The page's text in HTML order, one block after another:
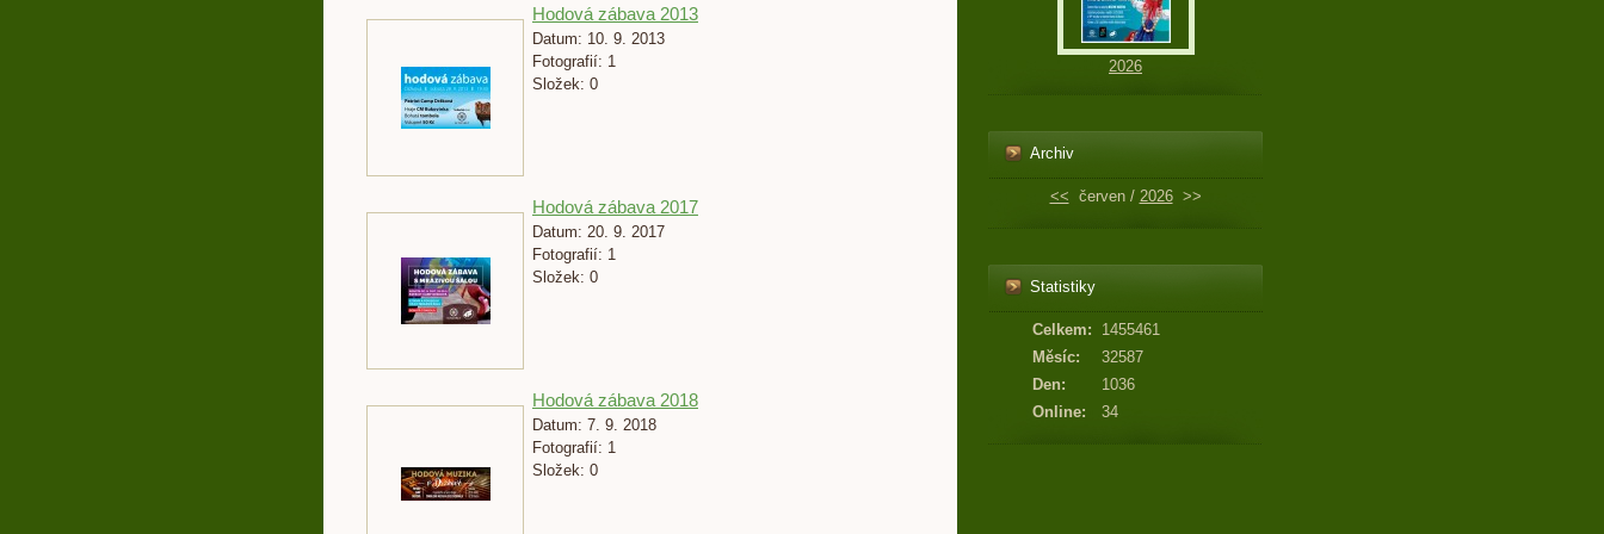
Hodová zábava 2013
Datum: 10. 9. 2013
Fotografií: 1
Složek: 0
Hodová zábava 2017
Datum: 20. 9. 2017
Fotografií: 1
Složek: 0
Hodová zábava 2018
Datum: 7. 9. 2018
Fotografií: 1
Složek: 0
2026
Archiv
<< červen / 2026 >>
Statistiky
Online: 34
Celkem:
1455461
Měsíc:
32587
Den:
1036